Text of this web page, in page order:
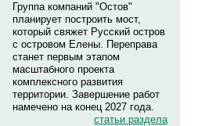
Группа компаний "Остов"
планирует построить мост,
который свяжет Русский остров
с островом Елены. Переправа
станет первым этапом
масштабного проекта
комплексного развития
территории. Завершение работ
намечено на конец 2027 года.
статьи раздела